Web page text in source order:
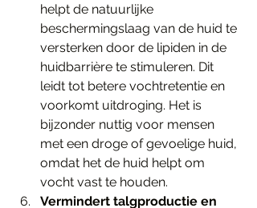
helpt de natuurlijke
beschermingslaag van de huid te
versterken door de lipiden in de
huidbarrière te stimuleren. Dit
leidt tot betere vochtretentie en
voorkomt uitdroging. Het is
bijzonder nuttig voor mensen
met een droge of gevoelige huid,
omdat het de huid helpt om
vocht vast te houden.
Vermindert talgproductie en